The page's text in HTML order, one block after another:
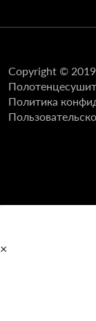
Copyright ©
Политика
×